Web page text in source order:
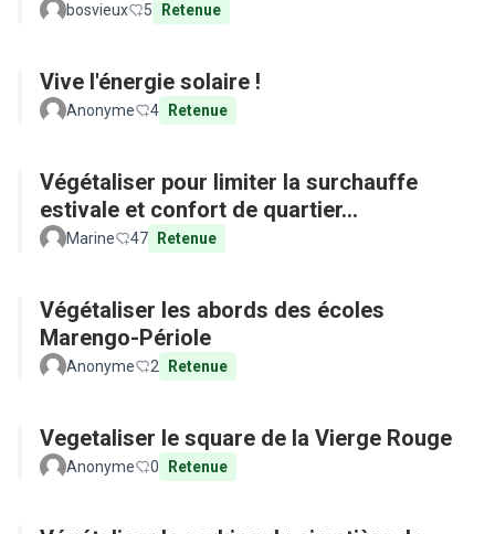
bosvieux 5 Retenue
Vive l'énergie solaire !
Anonyme 4 Retenue
Végétaliser pour limiter la surchauffe
estivale et confort de quartier...
Marine 47 Retenue
Végétaliser les abords des écoles
Marengo-Périole
Anonyme 2 Retenue
Vegetaliser le square de la Vierge Rouge
Anonyme 0 Retenue